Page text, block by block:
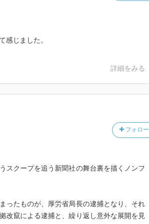
感じました。
詳細をみる
フォロー
スクープを追う新聞社の舞台裏を描くノンフ
ったものが、厚労省局長の逮捕となり、それ
改竄による逮捕と、繰り返し意外な展開を見